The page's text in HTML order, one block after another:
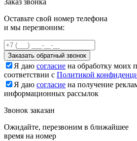
Оставьте свой номер телефона
и мы перезвоним:
Заказать обратный звонок
Я даю согласие на обработку моих
соответствии с Политикой
Я даю согласие на получение
информационных рассылок
Звонок заказан
Ожидайте, перезвоним в ближайшее
время на номер